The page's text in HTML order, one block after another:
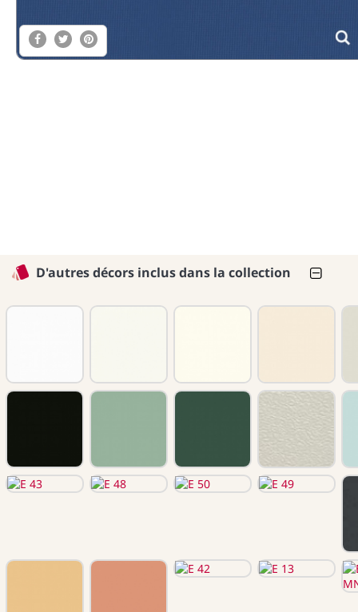
D'autres décors inclus dans la collection